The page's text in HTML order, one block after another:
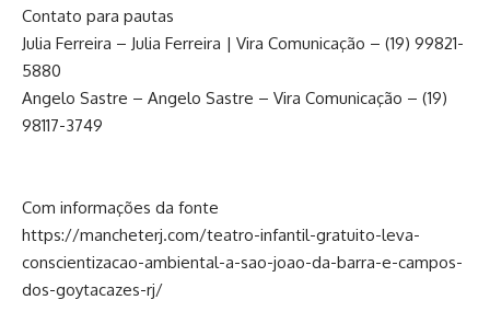
Contato para pautas
Julia Ferreira – Julia Ferreira | Vira Comunicação – (19) 99821-
5880
Angelo Sastre – Angelo Sastre – Vira Comunicação – (19)
98117-3749
Com informações da fonte
https://mancheterj.com/teatro-infantil-gratuito-leva-
conscientizacao-ambiental-a-sao-joao-da-barra-e-campos-
dos-goytacazes-rj/